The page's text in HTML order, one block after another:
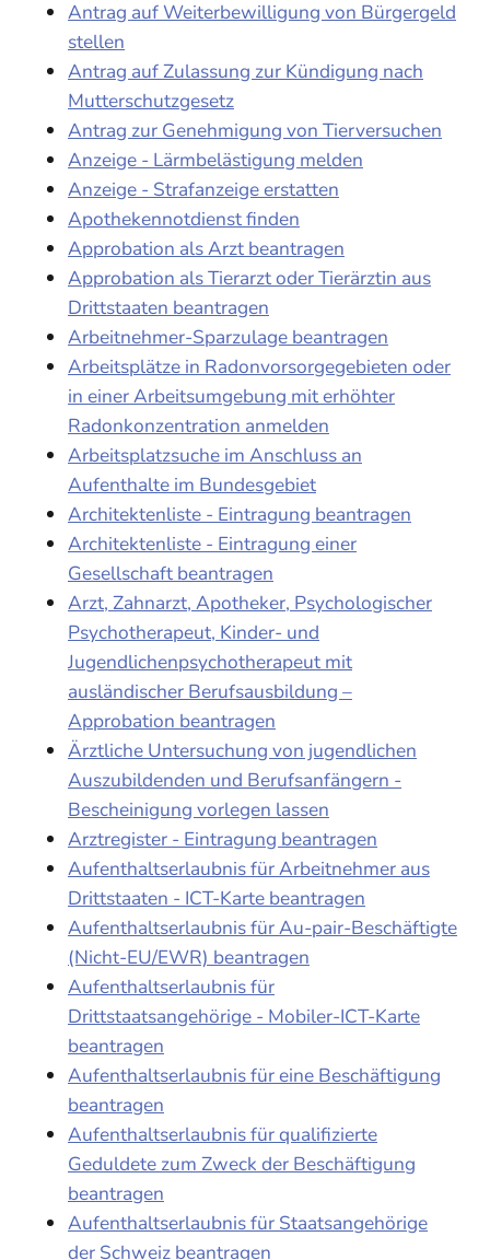
Antrag auf Weiterbewilligung von Bürgergeld
stellen
Antrag auf Zulassung zur Kündigung nach
Mutterschutzgesetz
Antrag zur Genehmigung von Tierversuchen
Anzeige - Lärmbelästigung melden
Anzeige - Strafanzeige erstatten
Apothekennotdienst finden
Approbation als Arzt beantragen
Approbation als Tierarzt oder Tierärztin aus
Drittstaaten beantragen
Arbeitnehmer-Sparzulage beantragen
Arbeitsplätze in Radonvorsorgegebieten oder
in einer Arbeitsumgebung mit erhöhter
Radonkonzentration anmelden
Arbeitsplatzsuche im Anschluss an
Aufenthalte im Bundesgebiet
Architektenliste - Eintragung beantragen
Architektenliste - Eintragung einer
Gesellschaft beantragen
Arzt, Zahnarzt, Apotheker, Psychologischer
Psychotherapeut, Kinder- und
Jugendlichenpsychotherapeut mit
ausländischer Berufsausbildung –
Approbation beantragen
Ärztliche Untersuchung von jugendlichen
Auszubildenden und Berufsanfängern -
Bescheinigung vorlegen lassen
Arztregister - Eintragung beantragen
Aufenthaltserlaubnis für Arbeitnehmer aus
Drittstaaten - ICT-Karte beantragen
Aufenthaltserlaubnis für Au-pair-Beschäftigte
(Nicht-EU/EWR) beantragen
Aufenthaltserlaubnis für
Drittstaatsangehörige - Mobiler-ICT-Karte
beantragen
Aufenthaltserlaubnis für eine Beschäftigung
beantragen
Aufenthaltserlaubnis für qualifizierte
Geduldete zum Zweck der Beschäftigung
beantragen
Aufenthaltserlaubnis für Staatsangehörige
der Schweiz beantragen